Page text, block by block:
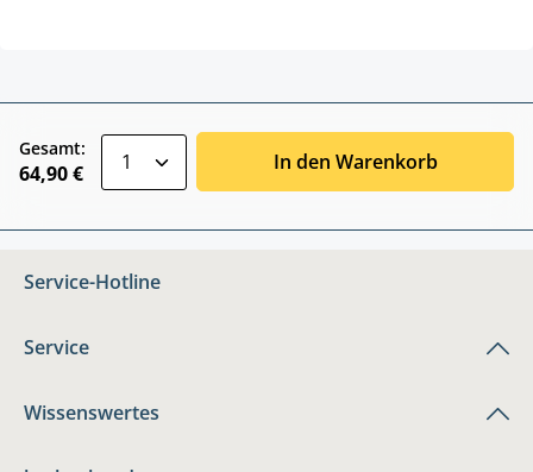
Gesamt:
64,90 € In den Warenkorb
Service-Hotline
Service
Wissenswertes